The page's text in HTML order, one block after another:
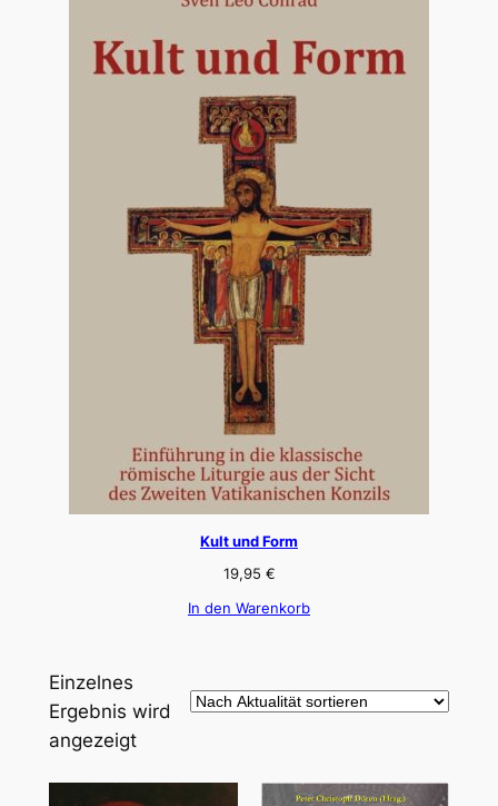
Kult und Form
19,95 €
In den Warenkorb
Einzelnes
Ergebnis wird
angezeigt